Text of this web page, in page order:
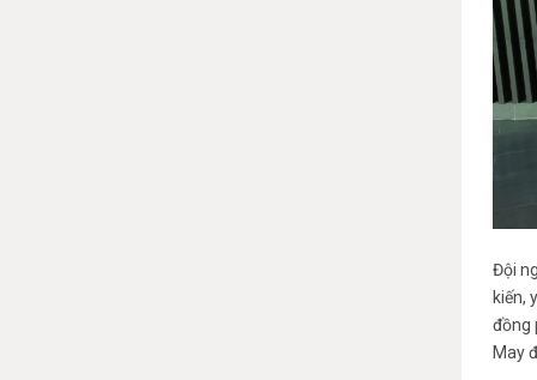
Đội
kiến,
đồng
May